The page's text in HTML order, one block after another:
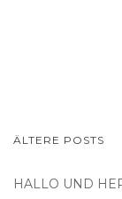
ÄLTERE POSTS
HALLO UND